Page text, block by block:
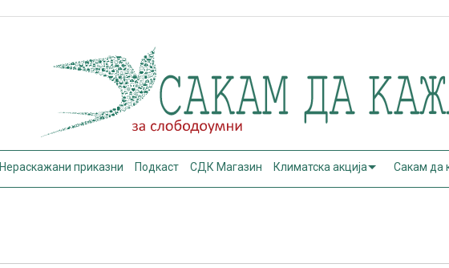
Нераскажани приказни Подкаст СДК Магазин Климатска акција Сакам да